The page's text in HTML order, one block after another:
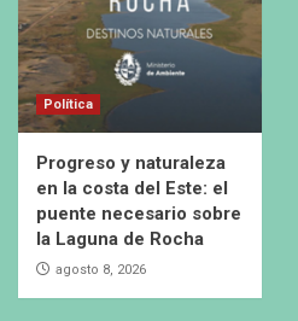
Política
Progreso y naturaleza
en la costa del Este: el
puente necesario sobre
la Laguna de Rocha
agosto 8, 2026